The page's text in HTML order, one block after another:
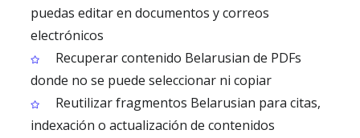
puedas editar en documentos y correos
electrónicos
Recuperar contenido Belarusian de PDFs
donde no se puede seleccionar ni copiar
Reutilizar fragmentos Belarusian para citas,
indexación o actualización de contenidos